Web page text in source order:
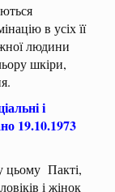
в усіх її
людини
шкіри,
і
19.10.1973
цьому Пакті,
і жінок